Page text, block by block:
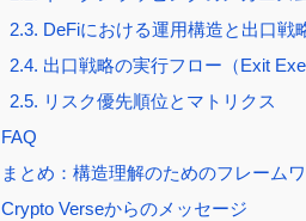
2.3. DeFiにおける運用構造と出口戦
2.4. 出口戦略の実行フロー（Exit
2.5. リスク優先順位とマトリクス
FAQ
まとめ：構造理解のためのフレーム
Crypto Verseからのメッセージ